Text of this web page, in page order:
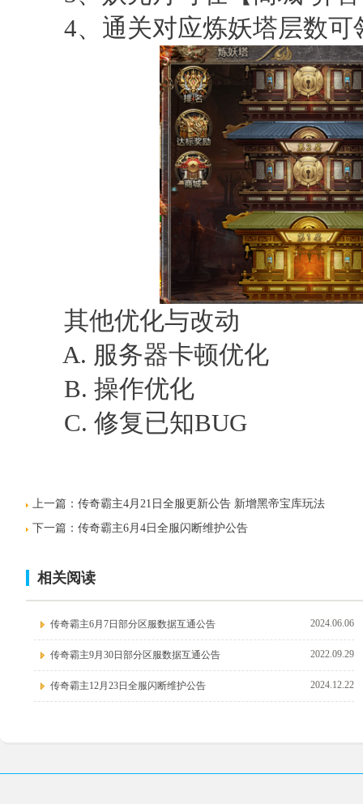
4、通关对应炼妖塔层数可
其他优化与改动
A. 服务器卡顿优化
B. 操作优化
C. 修复已知BUG
上一篇： 传奇霸主4月21日全服更新公告 新增黑帝宝库玩法
下一篇： 传奇霸主6月4日全服闪断维护公告
相关阅读
传奇霸主6月7日部分区服数据互通公告 2024.06.06
传奇霸主9月30日部分区服数据互通公告 2022.09.29
传奇霸主12月23日全服闪断维护公告 2024.12.22